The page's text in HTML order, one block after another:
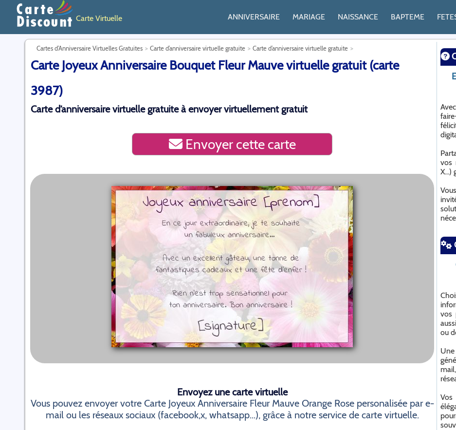
Carte Virtuelle ANNIVERSAIRE MARIAGE NAISSANCE BAPTEME
Cartes d’Anniversaire Virtuelles Gratuites Carte d’anniversaire virtuelle gratuite Carte d’anniversaire virtuelle gratuite
Carte Joyeux Anniversaire Bouquet Fleur Mauve virtuelle gratuit (carte
3987)
Carte d’anniversaire virtuelle gratuite à envoyer virtuellement gratuit
Envoyer cette carte
Envoyez une carte virtuelle
Vous pouvez envoyer votre Carte Joyeux Anniversaire Fleur Mauve Orange Rose personalisée par e-
mail ou les réseaux sociaux (facebook,x, whatsapp...), grâce à notre service de carte virtuelle.
vos
X...)
vos
ou